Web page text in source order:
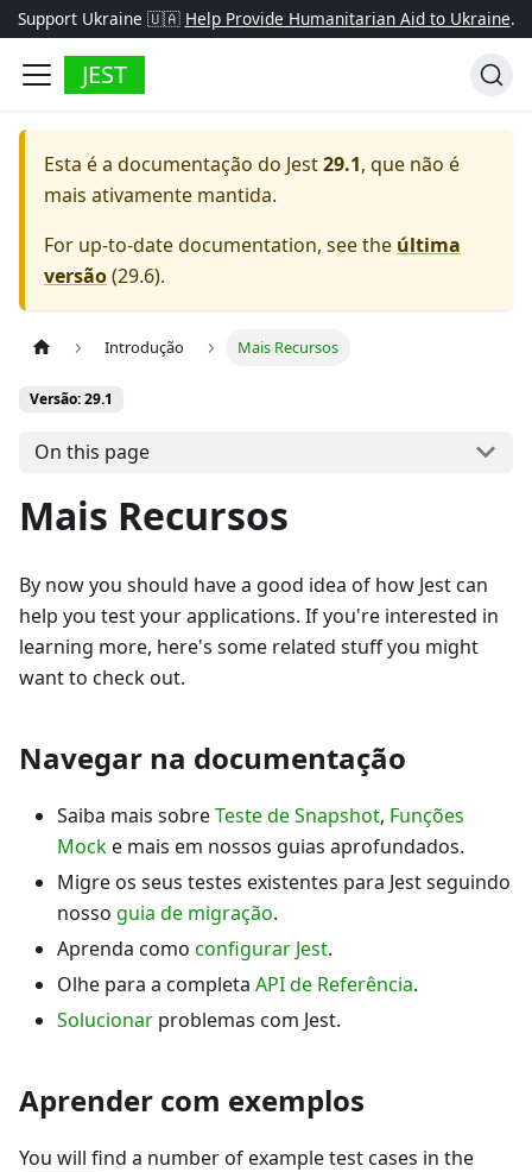
Support Ukraine 🇺🇦 Help Provide Humanitarian Aid to Ukraine.
JEST
Esta é a documentação do Jest29.1, que não é
mais ativamente mantida.
For up-to-date documentation, see the última
versão(29.6).
Introdução Mais Recursos
Versão: 29.1
On this page
Mais Recursos
By now you should have a good idea of how Jest can
help you test your applications. If you're interested in
learning more, here's some related stuff you might
want to check out.
Navegar na documentação
Saiba mais sobreTeste de Snapshot, Funções
Mocke mais em nossos guias aprofundados.
Migre os seus testes existentes para Jest seguindo
nosso guia de migração.
Aprenda como configurar Jest.
Olhe para a completa API de Referência.
Solucionar problemas com Jest.
Aprender com exemplos
You will find a number of example test cases in the